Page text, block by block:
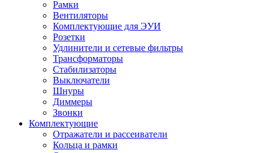
Рамки
Вентиляторы
Комплектующие для ЭУИ
Розетки
Удлинители и сетевые фильтры
Трансформаторы
Стабилизаторы
Выключатели
Шнуры
Диммеры
Звонки
Комплектующие
Отражатели и рассеиватели
Кольца и рамки